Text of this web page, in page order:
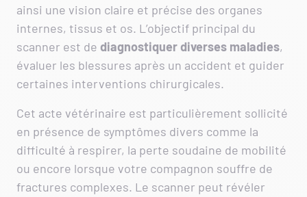
ainsi une vision claire et précise des organes
internes, tissus et os. L’objectif principal du
scanner est de diagnostiquer diverses maladies,
évaluer les blessures après un accident et guider
certaines interventions chirurgicales.
Cet acte vétérinaire est particulièrement sollicité
en présence de symptômes divers comme la
difficulté à respirer, la perte soudaine de mobilité
ou encore lorsque votre compagnon souffre de
fractures complexes. Le scanner peut révéler